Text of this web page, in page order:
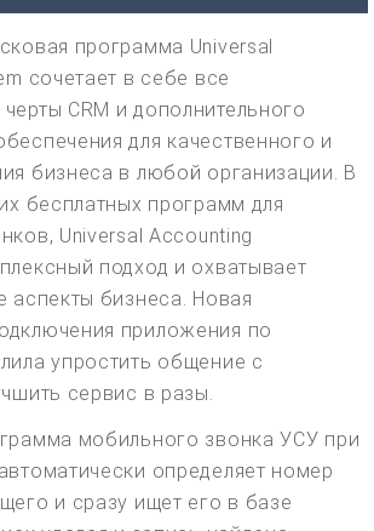
программа Universal
сочетает в себе все
CRM и дополнительного
для качественного и
бизнеса в любой организации. В
бесплатных программ для
Universal Accounting
подход и охватывает
аспекты бизнеса. Новая
приложения по
упростить общение с
сервис в разы.
мобильного звонка УСУ при
определяет номер
и сразу ищет его в базе